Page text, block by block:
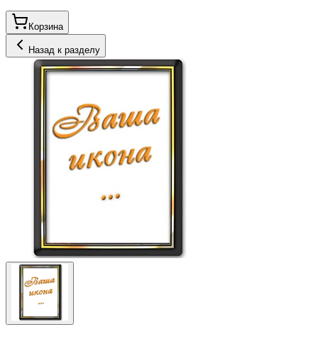
Корзина
Назад к разделу